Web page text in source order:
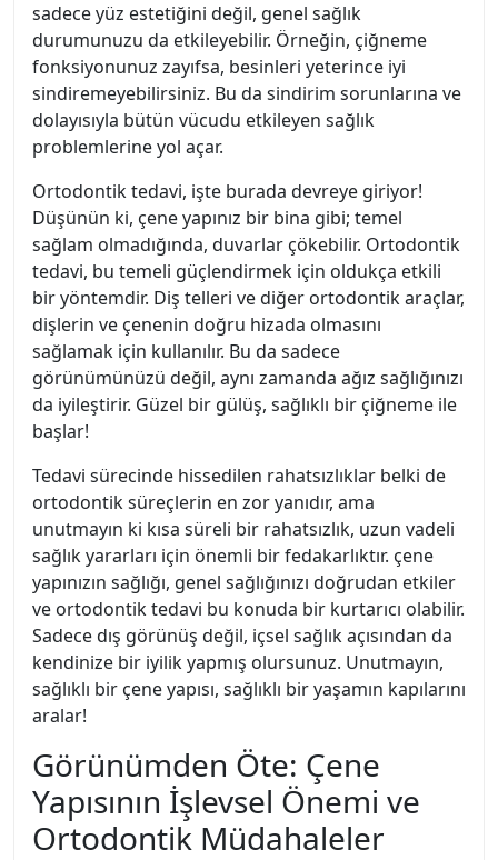
sadece yüz estetiğini değil, genel sağlık
durumunuzu da etkileyebilir. Örneğin, çiğneme
fonksiyonunuz zayıfsa, besinleri yeterince iyi
sindiremeyebilirsiniz. Bu da sindirim sorunlarına ve
dolayısıyla bütün vücudu etkileyen sağlık
problemlerine yol açar.
Ortodontik tedavi, işte burada devreye giriyor!
Düşünün ki, çene yapınız bir bina gibi; temel
sağlam olmadığında, duvarlar çökebilir. Ortodontik
tedavi, bu temeli güçlendirmek için oldukça etkili
bir yöntemdir. Diş telleri ve diğer ortodontik araçlar,
dişlerin ve çenenin doğru hizada olmasını
sağlamak için kullanılır. Bu da sadece
görünümünüzü değil, aynı zamanda ağız sağlığınızı
da iyileştirir. Güzel bir gülüş, sağlıklı bir çiğneme ile
başlar!
Tedavi sürecinde hissedilen rahatsızlıklar belki de
ortodontik süreçlerin en zor yanıdır, ama
unutmayın ki kısa süreli bir rahatsızlık, uzun vadeli
sağlık yararları için önemli bir fedakarlıktır. çene
yapınızın sağlığı, genel sağlığınızı doğrudan etkiler
ve ortodontik tedavi bu konuda bir kurtarıcı olabilir.
Sadece dış görünüş değil, içsel sağlık açısından da
kendinize bir iyilik yapmış olursunuz. Unutmayın,
sağlıklı bir çene yapısı, sağlıklı bir yaşamın kapılarını
aralar!
Görünümden Öte: Çene
Yapısının İşlevsel Önemi ve
Ortodontik Müdahaleler